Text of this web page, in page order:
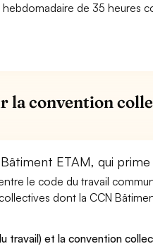
de 35 heures
la convention
ETAM, qui prime
le code du travail
dont la CCN
travail) et la convention